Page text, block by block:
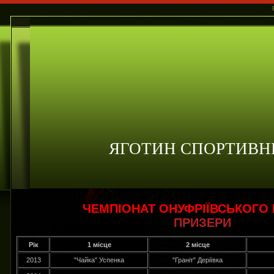
ЯГОТИН
ЧЕМПІОНАТ ОНУФРІЇВСЬКОГО
ПРИЗЕРИ
Рік 1 місце 2 місце
2013 "Чайка" Успенка "Граніт" Деріївка